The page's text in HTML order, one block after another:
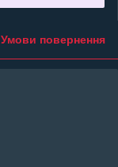
Умови повернення